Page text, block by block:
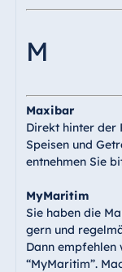
M
Maxibar
Direkt hinter der
Speisen und
entnehmen Sie
MyMaritim
Sie haben die
gern und
Dann
“MyMaritim”.